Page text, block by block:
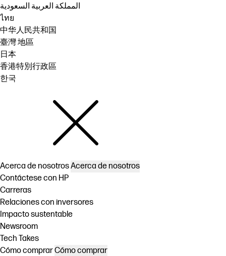
المملكة العربية السعودية
ไทย
中华人民共和国
臺灣 地區
日本
香港特別行政區
한국
Acerca de nosotrosAcerca de nosotros
Contáctese con HP
Carreras
Relaciones con inversores
Impacto sustentable
Newsroom
Tech Takes
Cómo comprarCómo comprar